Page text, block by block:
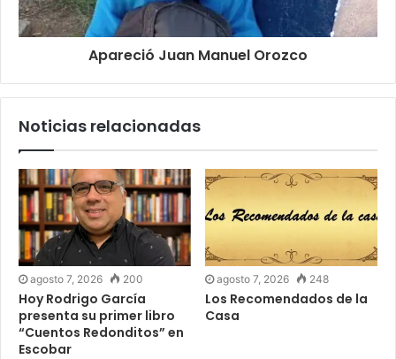
Apareció Juan Manuel Orozco
Noticias relacionadas
agosto 7, 2026 200
Hoy Rodrigo García
presenta su primer libro
“Cuentos Redonditos” en
Escobar
agosto 7, 2026 248
Los Recomendados de la
Casa